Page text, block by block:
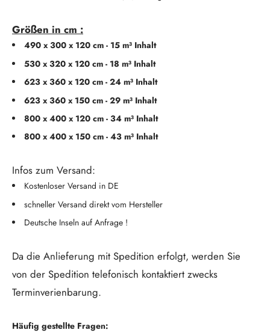
Größen in cm :
490 x 300 x 120 cm - 15 m³ Inhalt
530 x 320 x 120 cm - 18 m³ Inhalt
623 x 360 x 120 cm - 24 m³ Inhalt
623 x 360 x 150 cm - 29 m³ Inhalt
800 x 400 x 120 cm - 34 m³ Inhalt
800 x 400 x 150 cm - 43 m³ Inhalt
Infos zum Versand:
Kostenloser Versand in DE
schneller Versand direkt vom Hersteller
Deutsche Inseln auf Anfrage !
Da die Anlieferung mit Spedition erfolgt, werden Sie
von der Spedition telefonisch kontaktiert zwecks
Terminverienbarung.
Häufig gestellte Fragen: